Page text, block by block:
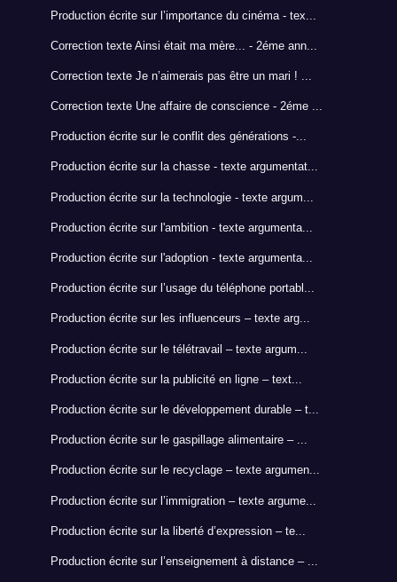
Production écrite sur l’importance du cinéma - tex...
Correction texte Ainsi était ma mère... - 2éme ann...
Correction texte Je n’aimerais pas être un mari ! ...
Correction texte Une affaire de conscience - 2éme ...
Production écrite sur le conflit des générations -...
Production écrite sur la chasse - texte argumentat...
Production écrite sur la technologie - texte argum...
Production écrite sur l'ambition - texte argumenta...
Production écrite sur l'adoption - texte argumenta...
Production écrite sur l’usage du téléphone portabl...
Production écrite sur les influenceurs – texte arg...
Production écrite sur le télétravail – texte argum...
Production écrite sur la publicité en ligne – text...
Production écrite sur le développement durable – t...
Production écrite sur le gaspillage alimentaire – ...
Production écrite sur le recyclage – texte argumen...
Production écrite sur l’immigration – texte argume...
Production écrite sur la liberté d’expression – te...
Production écrite sur l’enseignement à distance – ...